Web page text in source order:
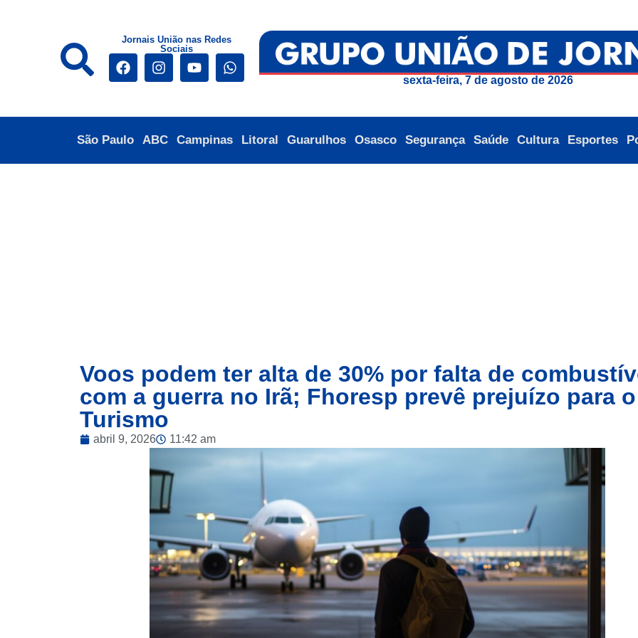
Jornais União nas Redes
Sociais
sexta-feira, 7 de agosto de 2026
São Paulo ABC Campinas Litoral Guarulhos Osasco Segurança Saúde Cultura Esportes
Voos podem ter alta de 30% por falta de
com a guerra no Irã; Fhoresp prevê prejuízo para o
Turismo
abril 9, 2026 11:42 am